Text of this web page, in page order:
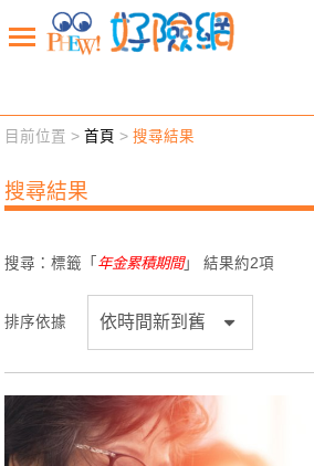
新聞觀點 業務交流
退休先準備 好險學堂 輔
目前位置 >首頁 >搜尋結果
搜尋結果
搜尋：標籤「 年金累積期間」 結果約2項
排序依據